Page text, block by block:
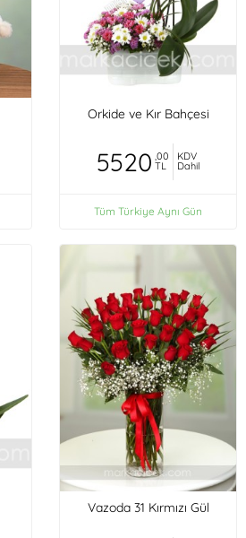
Orkide ve Kır Bahçesi
5520 ,00
TL
KDV
Dahil
Tüm Türkiye Aynı Gün
Vazoda 31 Kırmızı Gül